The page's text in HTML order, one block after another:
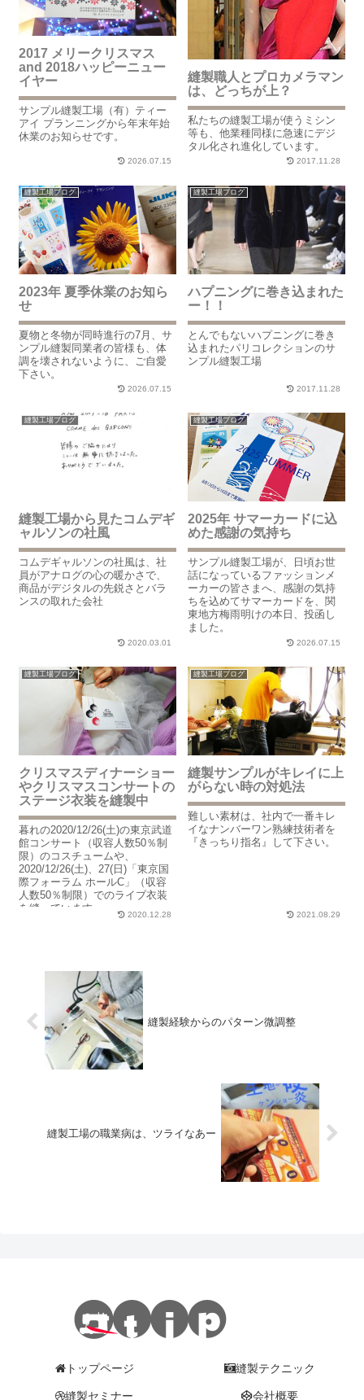
2017 メリークリスマス
and 2018ハッピーニュー
イヤー
サンプル縫製工場（有）ティー
アイ プランニングから年末年始
休業のお知らせです。
2026.07.15
縫製職人とプロカメラマン
は、どっちが上？
私たちの縫製工場が使うミシン
等も、他業種同様に急速にデジ
タル化され進化しています。
2017.11.28
縫製工場ブログ
2023年 夏季休業のお知ら
せ
夏物と冬物が同時進行の7月、サ
ンプル縫製同業者の皆様も、体
調を壊されないように、ご自愛
下さい。
2026.07.15
縫製工場ブログ
ハプニングに巻き込まれた
ー！！
とんでもないハプニングに巻き
込まれたパリコレクションのサ
ンプル縫製工場
2017.11.28
縫製工場ブログ
縫製工場から見たコムデギ
ャルソンの社風
コムデギャルソンの社風は、社
員がアナログの心の暖かさで、
商品がデジタルの先鋭さとバラ
ンスの取れた会社
2020.03.01
縫製工場ブログ
2025年 サマーカードに込
めた感謝の気持ち
サンプル縫製工場が、日頃お世
話になっているファッションメ
ーカーの皆さまへ、感謝の気持
ちを込めてサマーカードを、関
東地方梅雨明けの本日、投函し
ました。
2026.07.15
縫製工場ブログ
クリスマスディナーショー
やクリスマスコンサートの
ステージ衣装を縫製中
暮れの2020/12/26(土)の東京武道
館コンサート（収容人数50％制
限）のコスチュームや、
2020/12/26(土)、27(日)「東京国
際フォーラム ホールC」（収容
人数50％制限）でのライブ衣装
を縫っています。
2020.12.28
縫製工場ブログ
縫製サンプルがキレイに上
がらない時の対処法
難しい素材は、社内で一番キレ
イなナンバーワン熟練技術者を
『きっちり指名』して下さい。
2021.08.29
縫製経験からのパターン微調整
縫製工場の職業病は、ツライなあー
トップページ 縫製テクニック
縫製セミナー 会社概要